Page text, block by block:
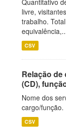
Quantitativo
livre,
trabalho.
CSV
Relação
(CD),
Nome dos
cargo/função.
CSV